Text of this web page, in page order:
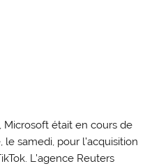
Microsoft était en cours de
samedi, pour l’acquisition
L’agence Reuters